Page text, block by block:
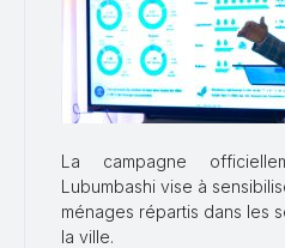
La campagne
Lubumbashi vise à
ménages répartis dans les
la ville.